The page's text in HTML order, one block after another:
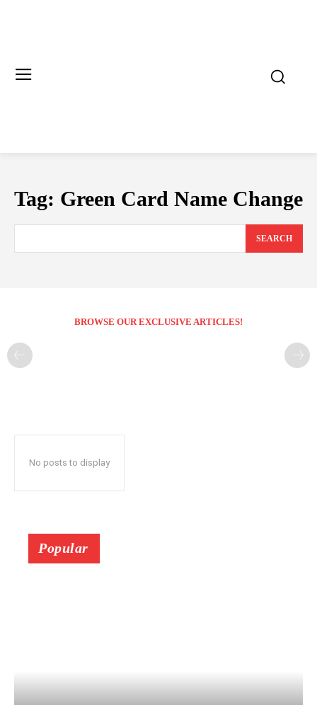
Tag: Green Card Name Change
SEARCH
BROWSE OUR EXCLUSIVE ARTICLES!
No posts to display
Popular